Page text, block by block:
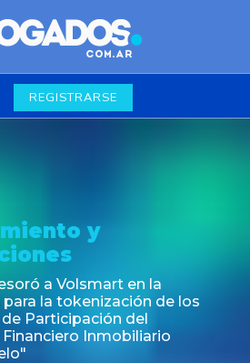
REGISTRARSE
y
en la
de los
del
Inmobiliario